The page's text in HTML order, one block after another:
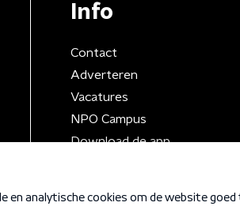
Info
Contact
Adverteren
Vacatures
NPO Campus
Download de app